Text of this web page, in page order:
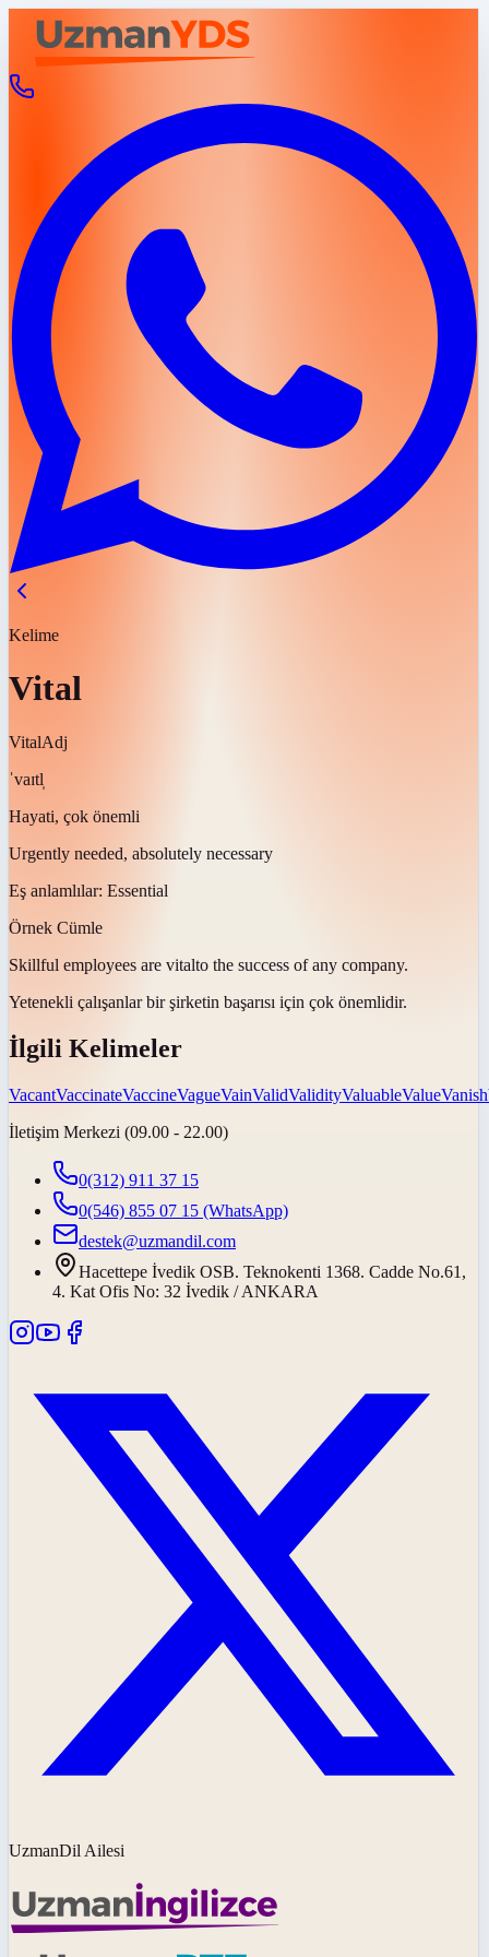
Kelime
Vital
VitalAdj
ˈvaɪtl̩
Hayati, çok önemli
Urgently needed, absolutely necessary
Eş anlamlılar: Essential
Örnek Cümle
Skillful employees are vitalto the success of any company.
Yetenekli çalışanlar bir şirketin başarısı için çok önemlidir.
İlgili Kelimeler
VacantVaccinateVaccineVagueVainValidValidityValuableValueVanish
İletişim Merkezi (09.00 - 22.00)
0(312) 911 37 15
0(546) 855 07 15 (WhatsApp)
destek@uzmandil.com
Hacettepe İvedik OSB. Teknokenti 1368. Cadde No.61,
4. Kat Ofis No: 32 İvedik / ANKARA
UzmanDil Ailesi